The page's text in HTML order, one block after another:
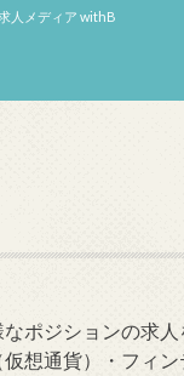
人メディア withB
ポジションの求人
想通貨）・フィ